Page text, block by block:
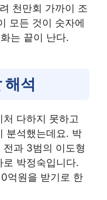
천만회 가까이 조
모든 것이 숫자에
는 끝이 난다.
해석
다하지 못하고
분석했는데요. 박
과 3범의 이도형
박정숙입니다.
억원을 받기로 한